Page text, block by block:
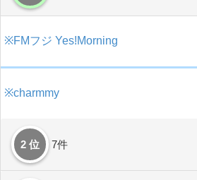
※FMフジ Yes!Morning
※charmmy
2 位 7件